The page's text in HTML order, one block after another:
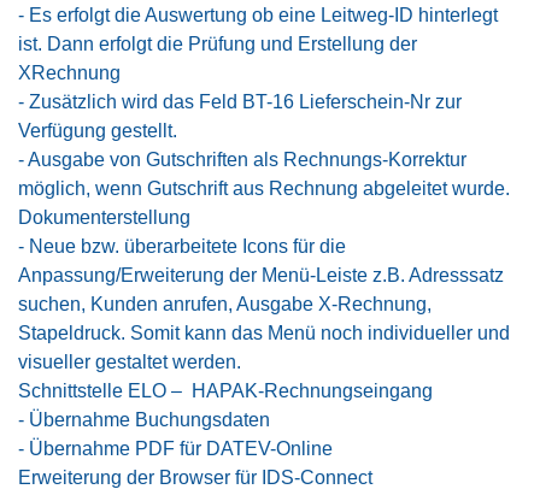
- Es erfolgt die Auswertung ob eine Leitweg-ID hinterlegt
ist. Dann erfolgt die Prüfung und Erstellung der
XRechnung
- Zusätzlich wird das Feld BT-16 Lieferschein-Nr zur
Verfügung gestellt.
- Ausgabe von Gutschriften als Rechnungs-Korrektur
möglich, wenn Gutschrift aus Rechnung abgeleitet wurde.
Dokumenterstellung
- Neue bzw. überarbeitete Icons für die
Anpassung/Erweiterung der Menü-Leiste z.B. Adresssatz
suchen, Kunden anrufen, Ausgabe X-Rechnung,
Stapeldruck. Somit kann das Menü noch individueller und
visueller gestaltet werden.
Schnittstelle ELO – HAPAK-Rechnungseingang
- Übernahme Buchungsdaten
- Übernahme PDF für DATEV-Online
Erweiterung der Browser für IDS-Connect